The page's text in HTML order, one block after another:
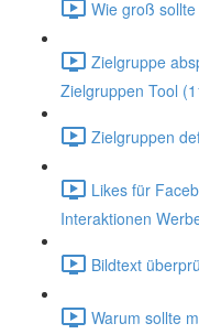
Wie groß
Zielgruppe
Zielgruppen Tool
Zielgruppen
Likes für
Interaktionen
Bildtext
Warum sollte